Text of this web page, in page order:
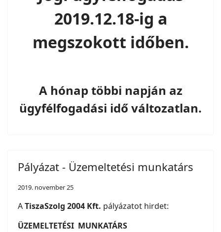
2019.12.18-ig a
megszokott időben.
A hónap többi napján az
ügyfélfogadási idő változatlan.
Pályázat - Üzemeltetési munkatárs
2019. november 25
ATiszaSzolg 2004 Kft. pályázatot hirdet:
ÜZEMELTETÉSI MUNKATÁRS